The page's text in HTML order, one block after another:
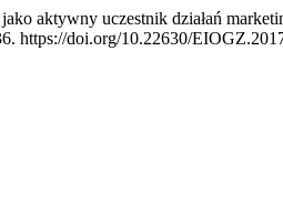
aktywny uczestnik działań
https://doi.org/10.22630/